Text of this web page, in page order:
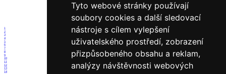
Tyto webové stránky používají
soubory cookies a další sledovací
nástroje s cílem vylepšení
uživatelského prostředí, zobrazení
přizpůsobeného obsahu a reklam,
analýzy návštěvnosti webových
1
2
3
4
5
6
7
8
9
10
11
12
13
14